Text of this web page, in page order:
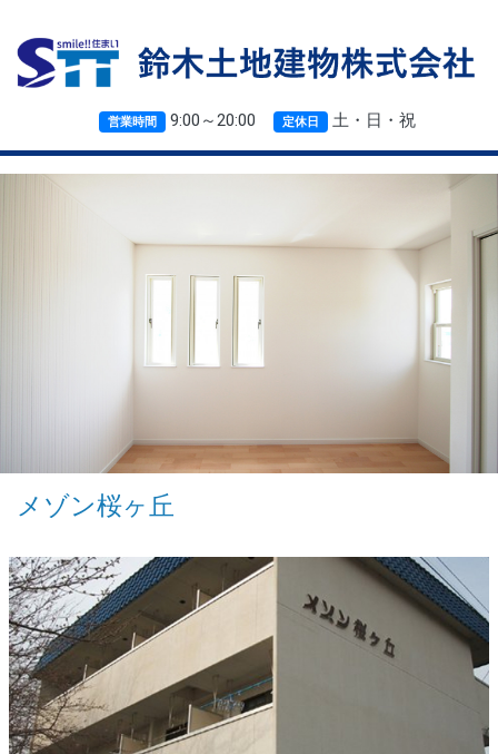
営業時間 9:00～20:00 定休日 土・日・祝
メゾン桜ヶ丘